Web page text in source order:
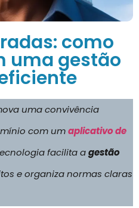
como
uma gestão
uma convivência
com umaplicativo de
facilita agestão
e organiza normas claras